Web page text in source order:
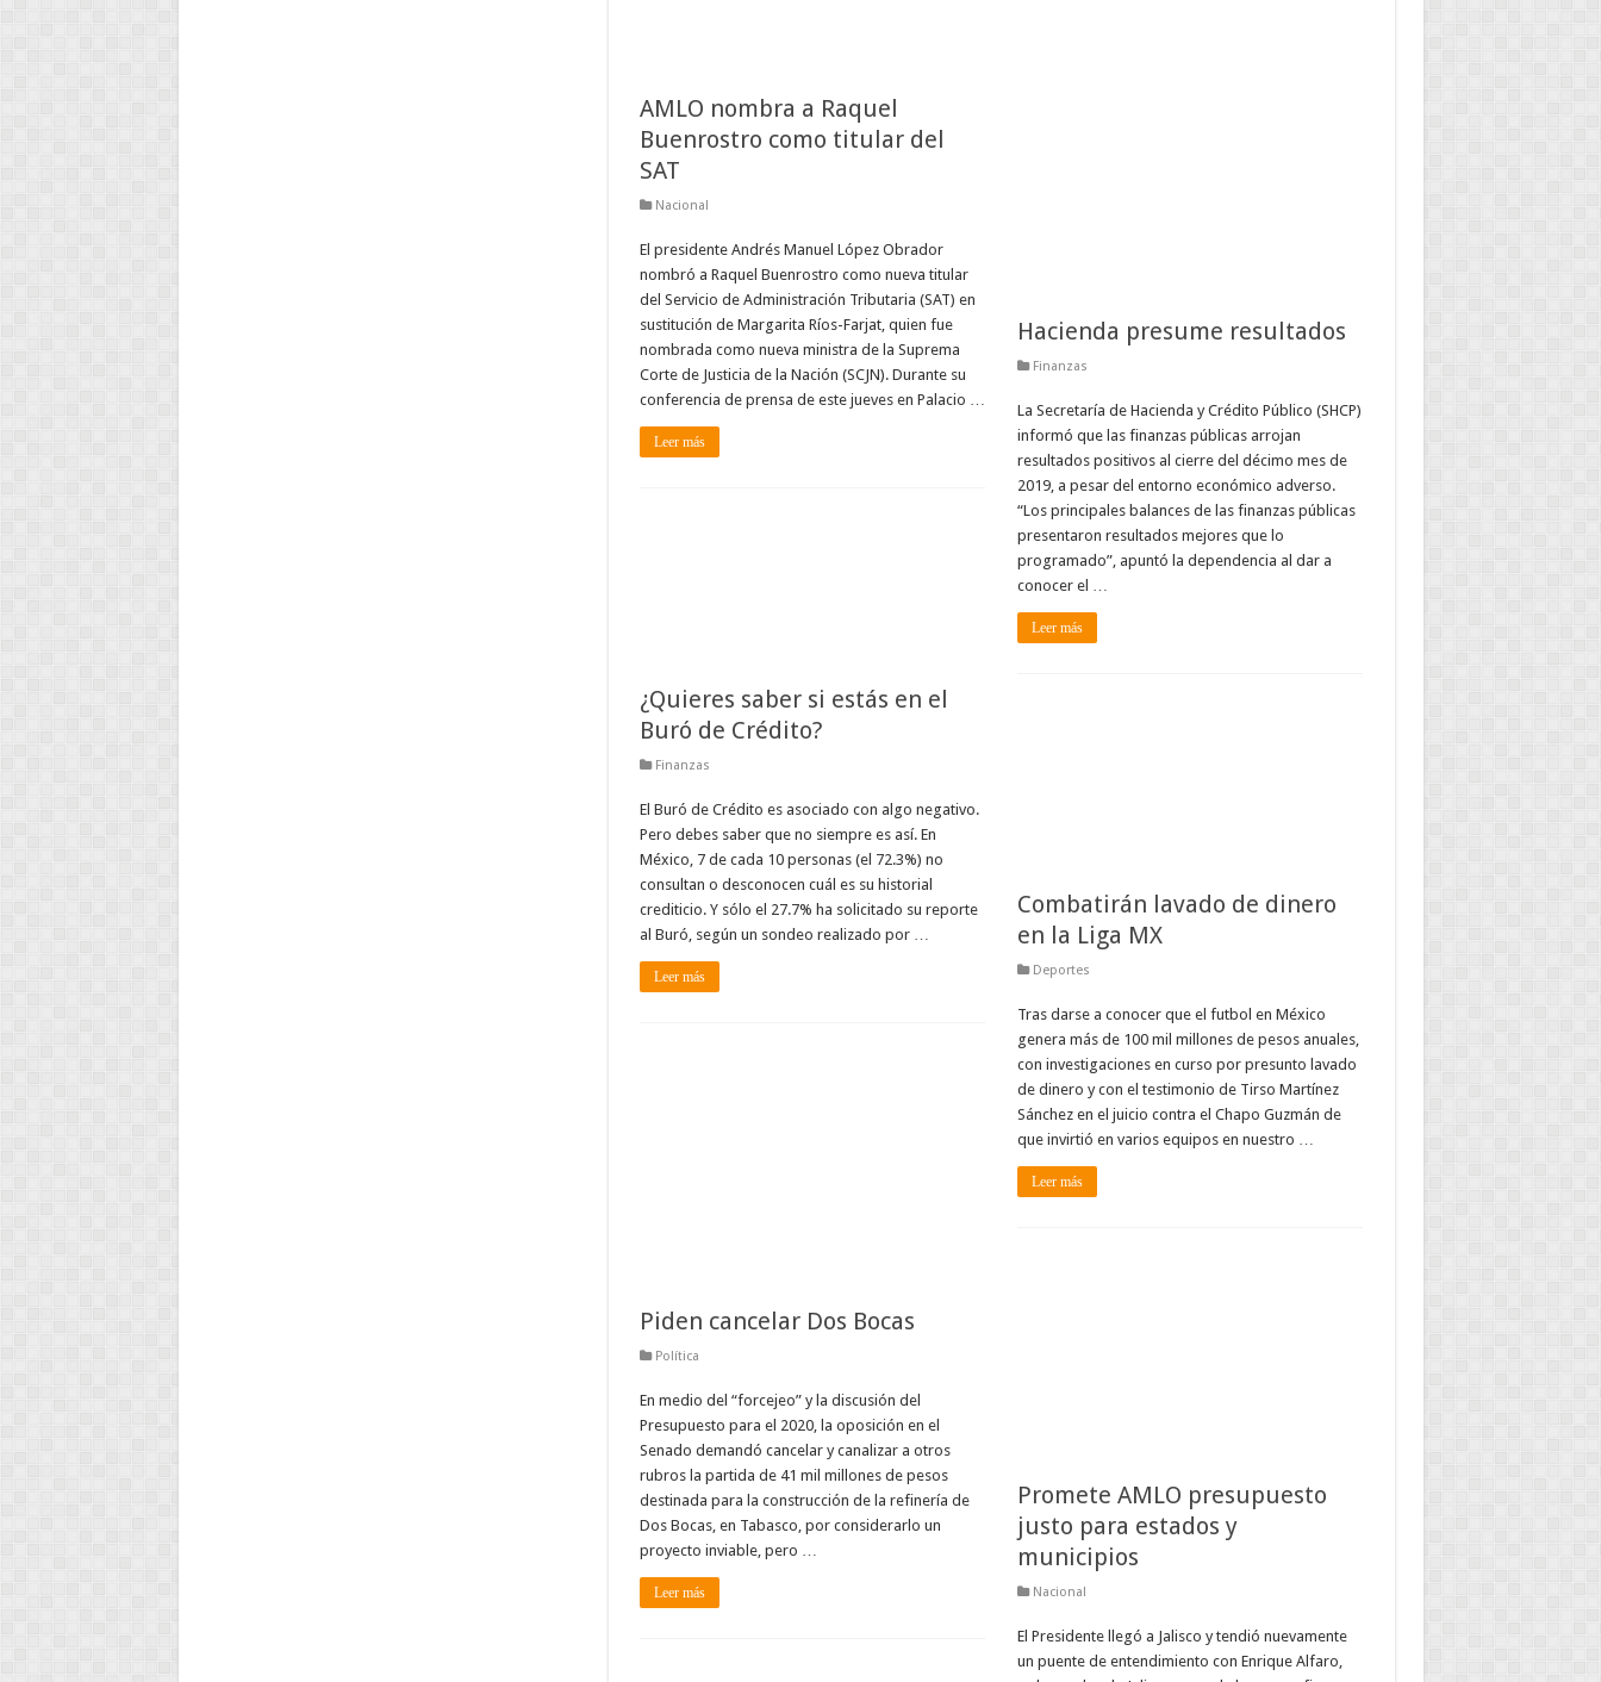
AMLO nombra a Raquel
Buenrostro como titular del
SAT
Nacional
El presidente Andrés Manuel López Obrador
nombró a Raquel Buenrostro como nueva titular
del Servicio de Administración Tributaria (SAT) en
sustitución de Margarita Ríos-Farjat, quien fue
nombrada como nueva ministra de la Suprema
Corte de Justicia de la Nación (SCJN). Durante su
conferencia de prensa de este jueves en Palacio …
Leer más
Hacienda presume resultados
Finanzas
La Secretaría de Hacienda y Crédito Público (SHCP)
informó que las finanzas públicas arrojan
resultados positivos al cierre del décimo mes de
2019, a pesar del entorno económico adverso.
“Los principales balances de las finanzas públicas
presentaron resultados mejores que lo
programado”, apuntó la dependencia al dar a
conocer el …
Leer más
¿Quieres saber si estás en el
Buró de Crédito?
Finanzas
El Buró de Crédito es asociado con algo negativo.
Pero debes saber que no siempre es así. En
México, 7 de cada 10 personas (el 72.3%) no
consultan o desconocen cuál es su historial
crediticio. Y sólo el 27.7% ha solicitado su reporte
al Buró, según un sondeo realizado por …
Leer más
Combatirán lavado de dinero
en la Liga MX
Deportes
Tras darse a conocer que el futbol en México
genera más de 100 mil millones de pesos anuales,
con investigaciones en curso por presunto lavado
de dinero y con el testimonio de Tirso Martínez
Sánchez en el juicio contra el Chapo Guzmán de
que invirtió en varios equipos en nuestro …
Leer más
Piden cancelar Dos Bocas
Política
En medio del “forcejeo” y la discusión del
Presupuesto para el 2020, la oposición en el
Senado demandó cancelar y canalizar a otros
rubros la partida de 41 mil millones de pesos
destinada para la construcción de la refinería de
Dos Bocas, en Tabasco, por considerarlo un
proyecto inviable, pero …
Leer más
Promete AMLO presupuesto
justo para estados y
municipios
Nacional
El Presidente llegó a Jalisco y tendió nuevamente
un puente de entendimiento con Enrique Alfaro,